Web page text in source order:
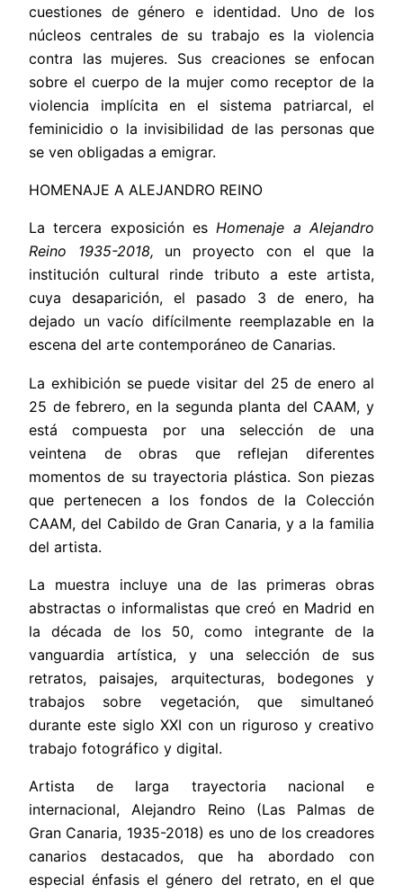
cuestiones de género e identidad. Uno de los
núcleos centrales de su trabajo es la violencia
contra las mujeres. Sus creaciones se enfocan
sobre el cuerpo de la mujer como receptor de la
violencia implícita en el sistema patriarcal, el
feminicidio o la invisibilidad de las personas que
se ven obligadas a emigrar.
HOMENAJE A ALEJANDRO REINO
La tercera exposición esHomenaje a Alejandro
Reino 1935-2018, un proyecto con el que la
institución cultural rinde tributo a este artista,
cuya desaparición, el pasado 3 de enero, ha
dejado un vacío difícilmente reemplazable en la
escena del arte contemporáneo de Canarias.
La exhibición se puede visitar del 25 de enero al
25 de febrero, en la segunda planta del CAAM, y
está compuesta por una selección de una
veintena de obras que reflejan diferentes
momentos de su trayectoria plástica. Son piezas
que pertenecen a los fondos de la Colección
CAAM, del Cabildo de Gran Canaria, y a la familia
del artista.
La muestra incluye una de las primeras obras
abstractas o informalistas que creó en Madrid en
la década de los 50, como integrante de la
vanguardia artística, y una selección de sus
retratos, paisajes, arquitecturas, bodegones y
trabajos sobre vegetación, que simultaneó
durante este siglo XXI con un riguroso y creativo
trabajo fotográfico y digital.
Artista de larga trayectoria nacional e
internacional, Alejandro Reino (Las Palmas de
Gran Canaria, 1935-2018) es uno de los creadores
canarios destacados, que ha abordado con
especial énfasis el género del retrato, en el que